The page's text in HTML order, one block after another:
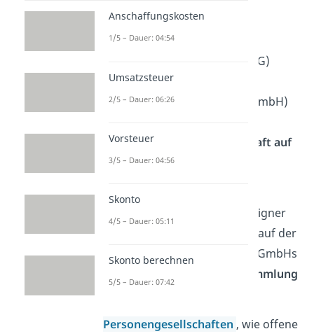
Zu den Kapitalgesellschaften
gehören:
(AG)
dieGesellschaft mit
beschränkter Haftung
(GmbH)
dieKommanditgesellschaft auf
Aktien(KGaA).
Wie viel vom Gewinn ein
Unternehmen an die Anteilseigner
abzugeben hat, wird bei AGs auf der
Hauptversammlung
und bei GmbHs
Gesellschafterversammlung
Personengesellschaften , wie offene
Anschaffungskosten
1/5 – Dauer: 04:54
Umsatzsteuer
2/5 – Dauer: 06:26
Vorsteuer
3/5 – Dauer: 04:56
Skonto
4/5 – Dauer: 05:11
Skonto berechnen
5/5 – Dauer: 07:42